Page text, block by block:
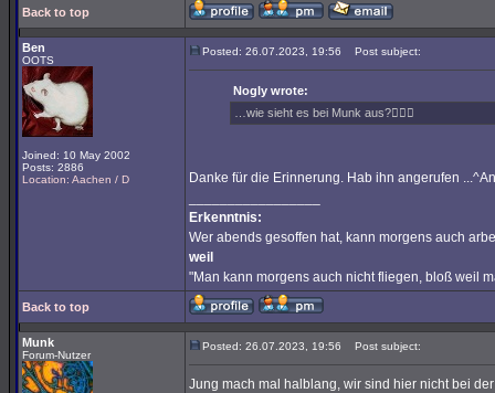
Back to top
Ben
OOTS
Joined: 10 May 2002
Posts: 2886
Location: Aachen / D
Posted: 26.07.2023, 19:56 Post subject:
Nogly wrote:
…wie sieht es bei Munk aus?🤷🏻‍♂️
Danke für die Erinnerung. Hab ihn angerufen
Erkenntnis:
Wer abends gesoffen hat, kann morgens auch
weil
"Man kann morgens auch nicht fliegen, bloß weil
Back to top
Munk
Forum-Nutzer
Posted: 26.07.2023, 19:56 Post subject:
Jung mach mal halblang, wir sind hier nicht bei